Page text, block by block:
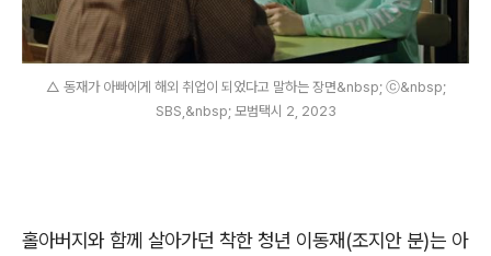
△ 동재가 아빠에게 해외 취업이 되었다고 말하는 장면&nbsp; ⓒ&nbsp;
SBS,&nbsp; 모범택시 2, 2023
홀아버지와 함께 살아가던 착한 청년 이동재(조지안 분)는 아